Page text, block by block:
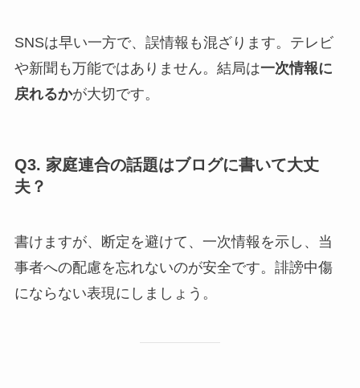
SNSは早い一方で、誤情報も混ざります。テレビ
や新聞も万能ではありません。結局は一次情報に
戻れるかが大切です。
Q3. 家庭連合の話題はブログに書いて大丈
夫？
書けますが、断定を避けて、一次情報を示し、当
事者への配慮を忘れないのが安全です。誹謗中傷
にならない表現にしましょう。